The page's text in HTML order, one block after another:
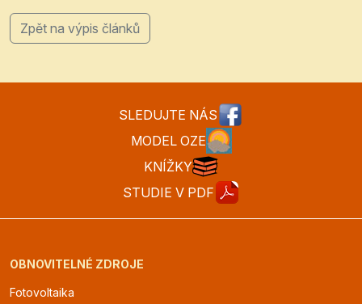
Zpět na výpis článků
SLEDUJTE NÁS
MODEL OZE
KNÍŽKY
STUDIE V PDF
OBNOVITELNÉ ZDROJE
Fotovoltaika